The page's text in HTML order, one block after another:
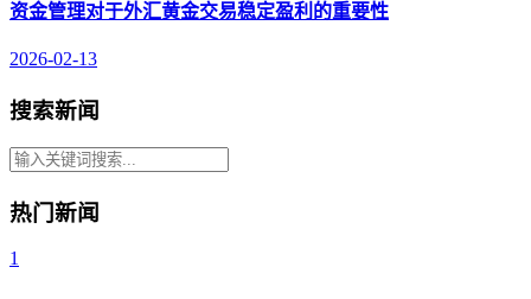
资金管理对于外汇黄金交易稳定盈利的重要性
2026-02-13
搜索新闻
热门新闻
1